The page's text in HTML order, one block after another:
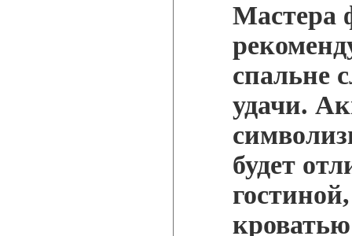
Мастера
спальне
удачи.
будет